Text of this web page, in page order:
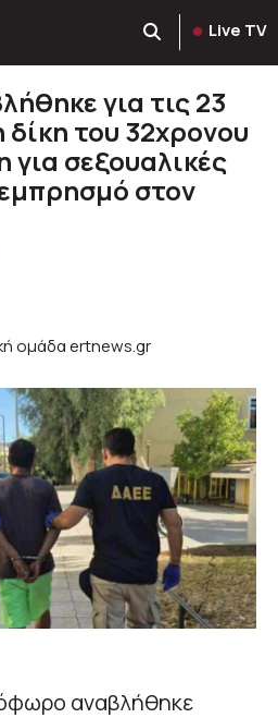
Live TV
για τις 23
του 32χρονου
σεξουαλικές
στον
ομάδα ertnews.gr
αναβλήθηκε